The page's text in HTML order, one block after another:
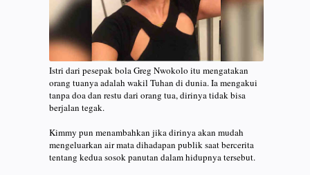
Istri dari pesepak bola Greg Nwokolo itu mengatakan
orang tuanya adalah wakil Tuhan di dunia. Ia mengakui
tanpa doa dan restu dari orang tua, dirinya tidak bisa
berjalan tegak.
Kimmy pun menambahkan jika dirinya akan mudah
mengeluarkan air mata dihadapan publik saat bercerita
tentang kedua sosok panutan dalam hidupnya tersebut.